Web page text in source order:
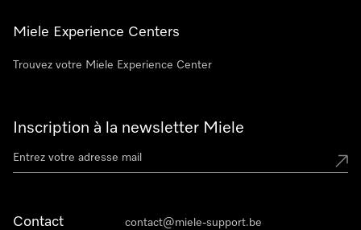
Miele Experience Centers
Trouvez votre Miele Experience Center
Inscription à la newsletter Miele
Contact contact@miele-support.be